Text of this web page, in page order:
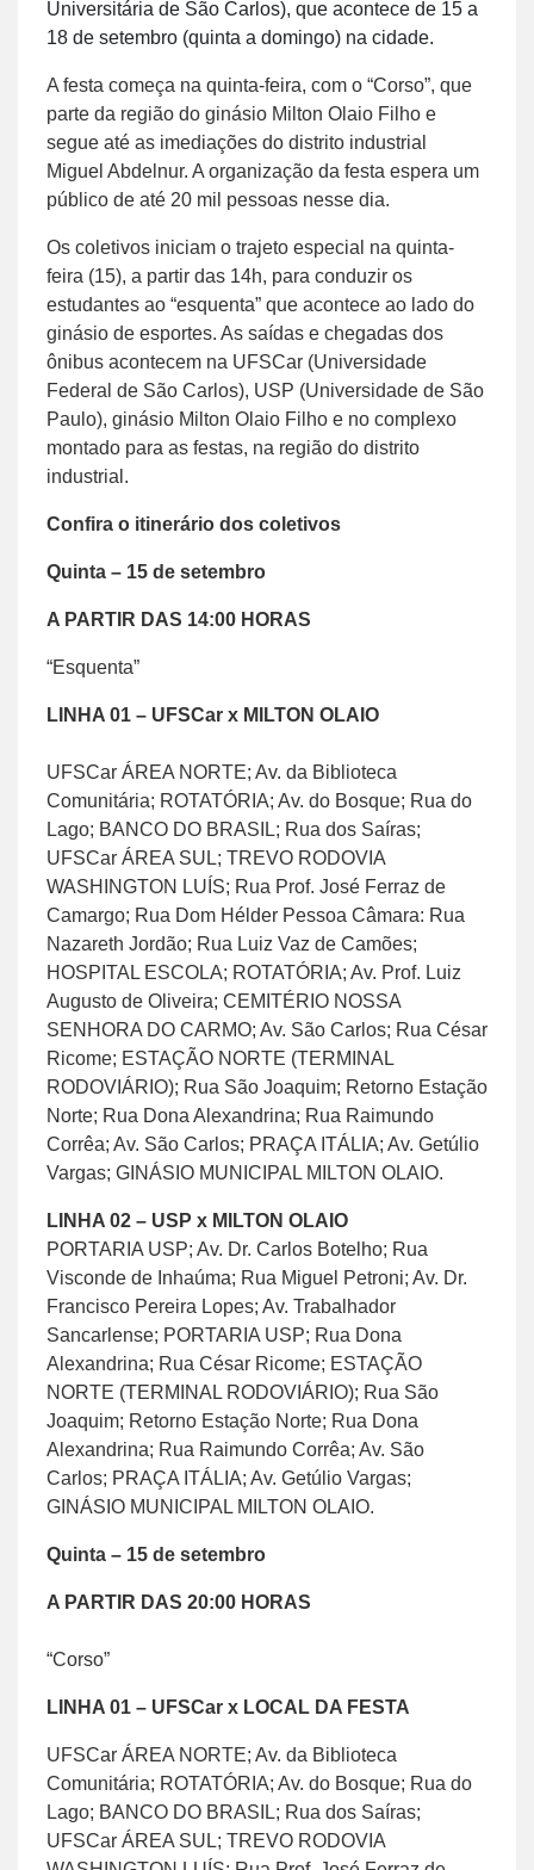
Universitária de São Carlos), que acontece de 15 a
18 de setembro (quinta a domingo) na cidade.
A festa começa na quinta-feira, com o “Corso”, que
parte da região do ginásio Milton Olaio Filho e
segue até as imediações do distrito industrial
Miguel Abdelnur. A organização da festa espera um
público de até 20 mil pessoas nesse dia.
Os coletivos iniciam o trajeto especial na quinta-
feira (15), a partir das 14h, para conduzir os
estudantes ao “esquenta” que acontece ao lado do
ginásio de esportes. As saídas e chegadas dos
ônibus acontecem na UFSCar (Universidade
Federal de São Carlos), USP (Universidade de São
Paulo), ginásio Milton Olaio Filho e no complexo
montado para as festas, na região do distrito
industrial.
Confira o itinerário dos coletivos
Quinta – 15 de setembro
A PARTIR DAS 14:00 HORAS
“Esquenta”
LINHA 01 – UFSCar x MILTON OLAIO
UFSCar ÁREA NORTE; Av. da Biblioteca
Comunitária; ROTATÓRIA; Av. do Bosque; Rua do
Lago; BANCO DO BRASIL; Rua dos Saíras;
UFSCar ÁREA SUL; TREVO RODOVIA
WASHINGTON LUÍS; Rua Prof. José Ferraz de
Camargo; Rua Dom Hélder Pessoa Câmara: Rua
Nazareth Jordão; Rua Luiz Vaz de Camões;
HOSPITAL ESCOLA; ROTATÓRIA; Av. Prof. Luiz
Augusto de Oliveira; CEMITÉRIO NOSSA
SENHORA DO CARMO; Av. São Carlos; Rua César
Ricome; ESTAÇÃO NORTE (TERMINAL
RODOVIÁRIO); Rua São Joaquim; Retorno Estação
Norte; Rua Dona Alexandrina; Rua Raimundo
Corrêa; Av. São Carlos; PRAÇA ITÁLIA; Av. Getúlio
Vargas; GINÁSIO MUNICIPAL MILTON OLAIO.
LINHA 02 – USP x MILTON OLAIO
PORTARIA USP; Av. Dr. Carlos Botelho; Rua
Visconde de Inhaúma; Rua Miguel Petroni; Av. Dr.
Francisco Pereira Lopes; Av. Trabalhador
Sancarlense; PORTARIA USP; Rua Dona
Alexandrina; Rua César Ricome; ESTAÇÃO
NORTE (TERMINAL RODOVIÁRIO); Rua São
Joaquim; Retorno Estação Norte; Rua Dona
Alexandrina; Rua Raimundo Corrêa; Av. São
Carlos; PRAÇA ITÁLIA; Av. Getúlio Vargas;
GINÁSIO MUNICIPAL MILTON OLAIO.
Quinta – 15 de setembro
A PARTIR DAS 20:00 HORAS
“Corso”
LINHA 01 – UFSCar x LOCAL DA FESTA
UFSCar ÁREA NORTE; Av. da Biblioteca
Comunitária; ROTATÓRIA; Av. do Bosque; Rua do
Lago; BANCO DO BRASIL; Rua dos Saíras;
UFSCar ÁREA SUL; TREVO RODOVIA